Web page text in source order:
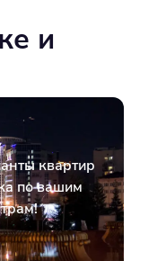
и
квартир
по вашим